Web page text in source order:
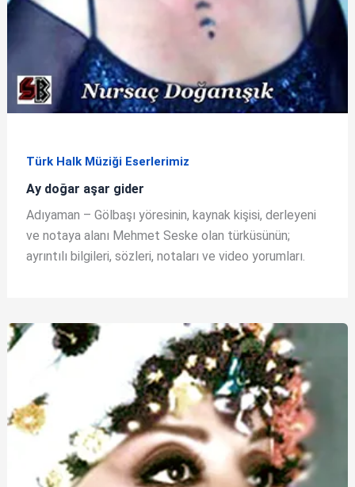
Türk Halk Müziği Eserlerimiz
Ay doğar aşar gider
Adıyaman – Gölbaşı yöresinin, kaynak kişisi, derleyeni
ve notaya alanı Mehmet Seske olan türküsünün;
ayrıntılı bilgileri, sözleri, notaları ve video yorumları.